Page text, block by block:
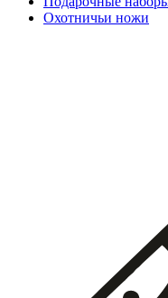
Охотничьи ножи